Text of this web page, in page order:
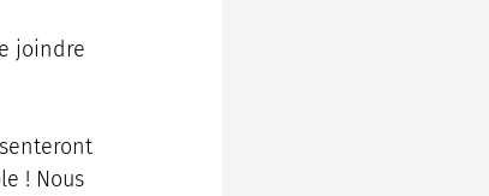
joindre
! Nous